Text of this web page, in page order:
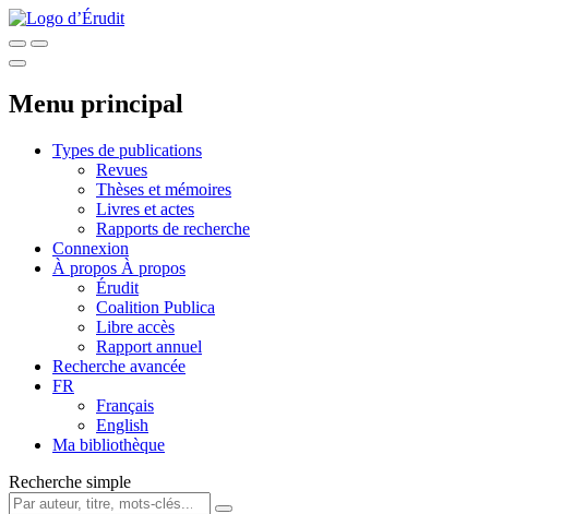
Menu principal
Types de publications
Revues
Thèses et mémoires
Livres et actes
Rapports de recherche
Connexion
À propos À propos
Érudit
Coalition Publica
Libre accès
Rapport annuel
Recherche avancée
FR
Français
English
Ma bibliothèque
Recherche simple